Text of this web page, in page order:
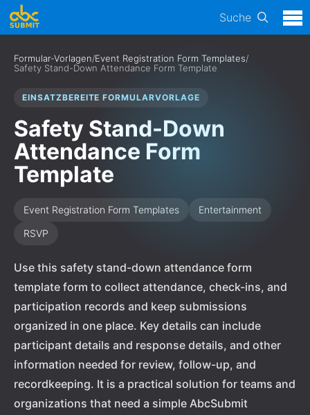
Suche
Formular-Vorlagen/Event Registration Form Templates/
Safety Stand-Down Attendance Form Template
EINSATZBEREITE FORMULARVORLAGE
Safety Stand-Down
Attendance Form
Template
Event Registration Form Templates
Entertainment
RSVP
Use this safety stand-down attendance form
template form to collect attendance, check-ins, and
participation records and keep submissions
organized in one place. Key details can include
participant details and response details, and other
information needed for review, follow-up, and
recordkeeping. It is a practical solution for teams and
organizations that need a simple AbcSubmit